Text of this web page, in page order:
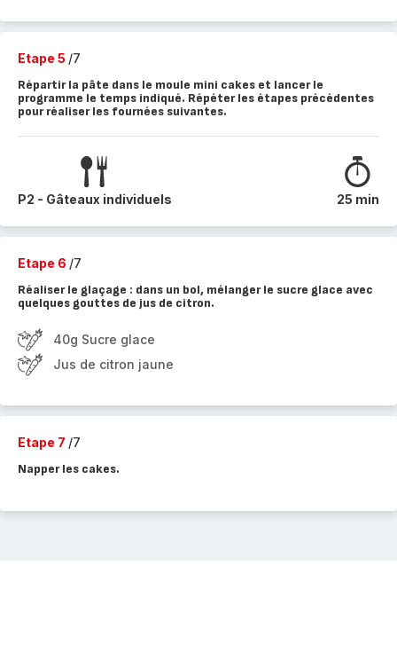
Etape 5 /7
Répartir la pâte dans le moule mini cakes et lancer le
programme le temps indiqué. Répéter les étapes précédentes
pour réaliser les fournées suivantes.
P2 - Gâteaux individuels 25 min
Etape 6 /7
Réaliser le glaçage : dans un bol, mélanger le sucre glace avec
quelques gouttes de jus de citron.
40g Sucre glace
Jus de citron jaune
Etape 7 /7
Napper les cakes.